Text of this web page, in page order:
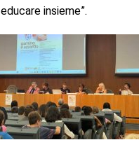
insieme”.